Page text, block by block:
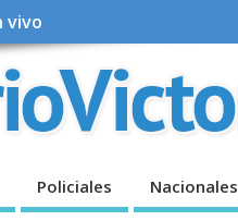
vivo
Policiales Nacionales